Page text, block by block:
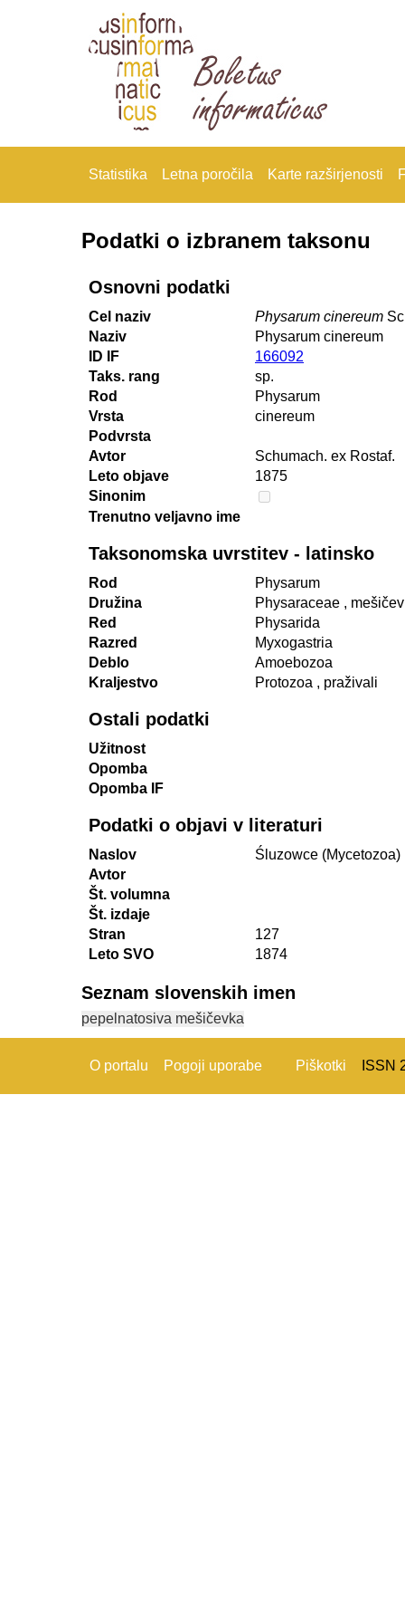
Statistika Letna poročila Karte razširjenosti
Podatki o izbranem taksonu
Osnovni podatki
Cel naziv Physarum cinereum
Naziv
Physarum cinereum
ID IF
166092
Taks. rang
sp.
Rod
Physarum
Vrsta
cinereum
Podvrsta
Avtor
Schumach. ex Rostaf.
Leto objave
1875
Sinonim
Trenutno veljavno ime
Taksonomska uvrstitev - latinsko
Rod
Physarum
Družina
Physaraceae ,
Red
Physarida
Razred
Myxogastria
Deblo
Amoebozoa
Kraljestvo
Protozoa , praživali
Ostali podatki
Užitnost
Opomba
Opomba IF
Podatki o objavi v literaturi
Naslov
Śluzowce (Mycetozoa)
Avtor
Št. volumna
Št. izdaje
Stran
127
Leto SVO
1874
Seznam slovenskih imen
pepelnatosiva mešičevka
O portalu Pogoji uporabe Piškotki ISSN